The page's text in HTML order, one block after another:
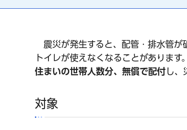
震災が発生すると、配管・排水管が
トイレが使えなくなることがありま
住まいの世帯人数分、無償で配付し、
対象